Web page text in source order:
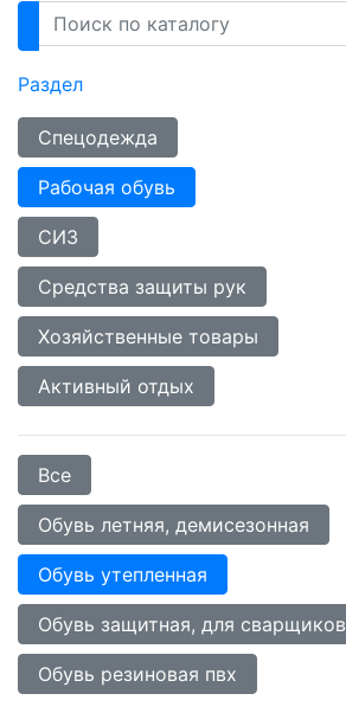
Раздел
Спецодежда
Рабочая обувь
СИЗ
Средства защиты рук
Хозяйственные товары
Активный отдых
Все
Обувь летняя, демисезонная
Обувь утепленная
Обувь защитная, для сварщиков
Обувь резиновая пвх